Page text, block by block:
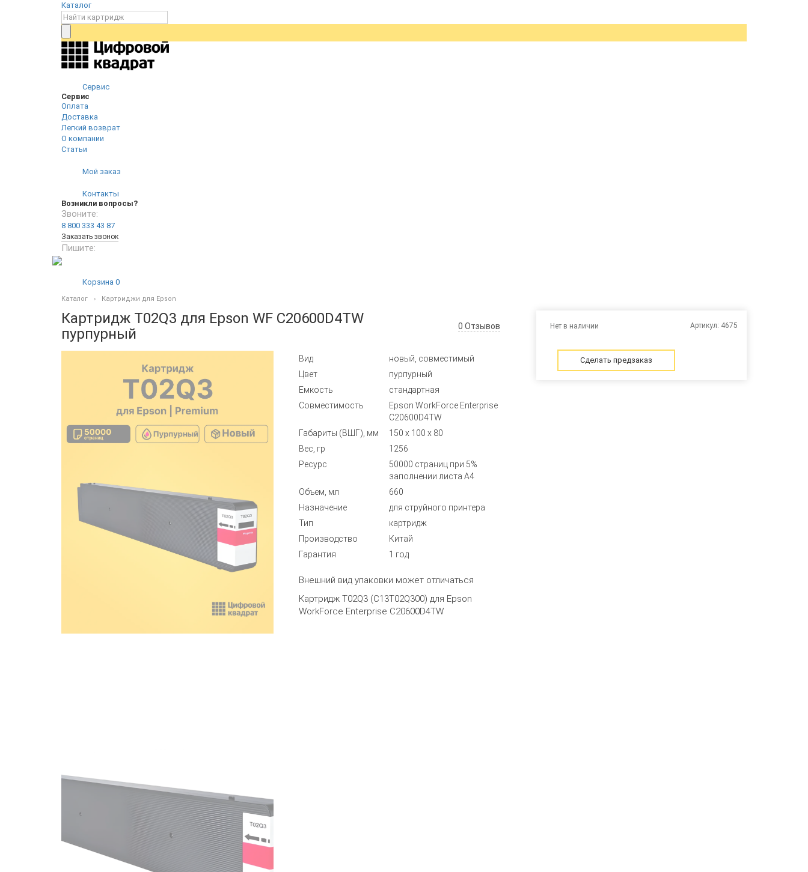
Каталог
Сервис
Сервис
Оплата
Доставка
Легкий возврат
О компании
Статьи
Мой заказ
Контакты
Возникли вопросы?
Звоните:
8 800 333 43 87
Заказать звонок
Пишите:
Корзина 0
Каталог Картриджи для Epson
Картридж T02Q3 для Epson WF C20600D4TW
пурпурный
0 Отзывов
Вид
новый, совместимый
Цвет
пурпурный
Емкость
стандартная
Совместимость
Epson WorkForce Enterprise
C20600D4TW
Габариты (ВШГ), мм
150 x 100 x 80
Вес, гр
1256
Ресурс
50000 страниц при 5%
заполнении листа А4
Объем, мл
660
Назначение
для струйного принтера
Тип
картридж
Производство
Китай
Гарантия
1 год
Внешний вид упаковки может отличаться
Картридж T02Q3 (C13T02Q300) для Epson
WorkForce Enterprise C20600D4TW
Нет в наличии Артикул: 4675
Сделать предзаказ